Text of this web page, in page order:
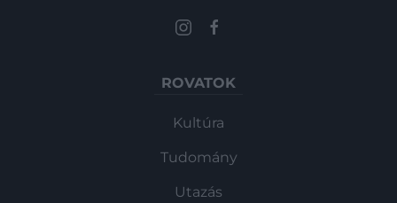
ROVATOK
Kultúra
Tudomány
Utazás